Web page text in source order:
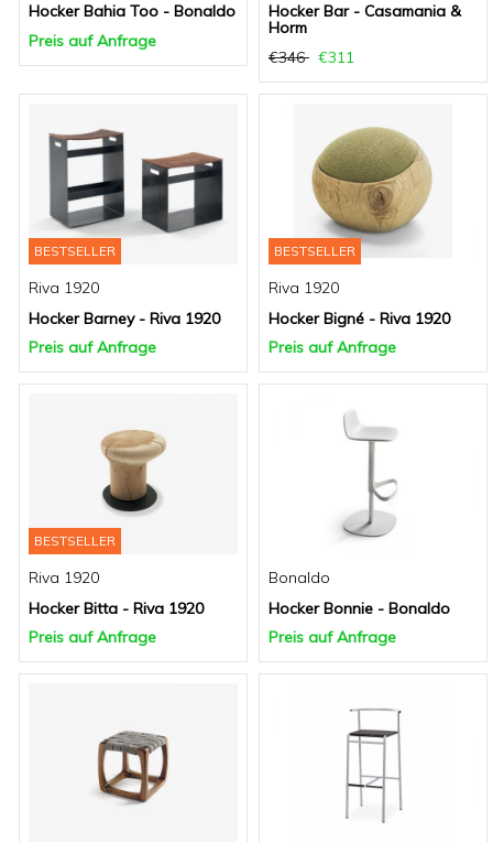
Hocker Bahia Too - Bonaldo
Preis auf Anfrage
Hocker Bar - Casamania &
Horm
€346
€311
BESTSELLER
Riva 1920
Hocker Barney - Riva 1920
Preis auf Anfrage
BESTSELLER
Riva 1920
Hocker Bigné - Riva 1920
Preis auf Anfrage
BESTSELLER
Riva 1920
Hocker Bitta - Riva 1920
Preis auf Anfrage
Bonaldo
Hocker Bonnie - Bonaldo
Preis auf Anfrage